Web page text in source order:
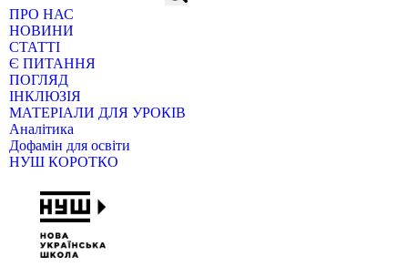
ПРО НАС
НОВИНИ
СТАТТІ
Є ПИТАННЯ
ПОГЛЯД
ІНКЛЮЗІЯ
МАТЕРІАЛИ ДЛЯ УРОКІВ
Аналітика
Дофамін для освіти
НУШ КОРОТКО